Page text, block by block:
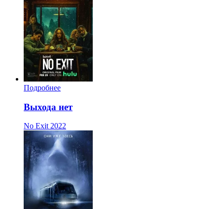
Подробнее
Выхода нет
No Exit 2022